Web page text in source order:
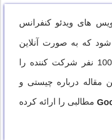
های ویدئو کنفرانس
که به صورت آنلاین
قابلیت شرکت بیش از 100 نفر شرکت کننده را
مقاله درباره چیستی و
مطالبی را ارائه کرده